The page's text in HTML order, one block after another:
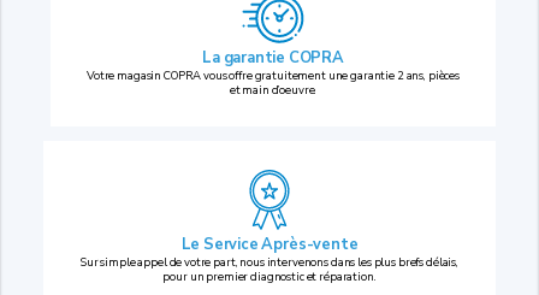
La garantie COPRA
Votre magasin COPRA vous offre gratuitement une garantie 2 ans, pièces
et main d’oeuvre.
Le Service Après-vente
Sur simple appel de votre part, nous intervenons dans les plus brefs délais,
pour un premier diagnostic et réparation.